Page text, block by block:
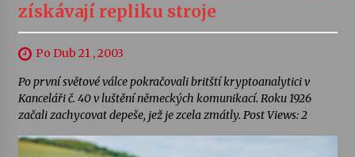
získávají repliku stroje
Po Dub 21 , 2003
Po první světové válce pokračovali britští kryptoanalytici v
Kanceláři č. 40 v luštění německých komunikací. Roku 1926
začali zachycovat depeše, jež je zcela zmátly. Post Views: 2